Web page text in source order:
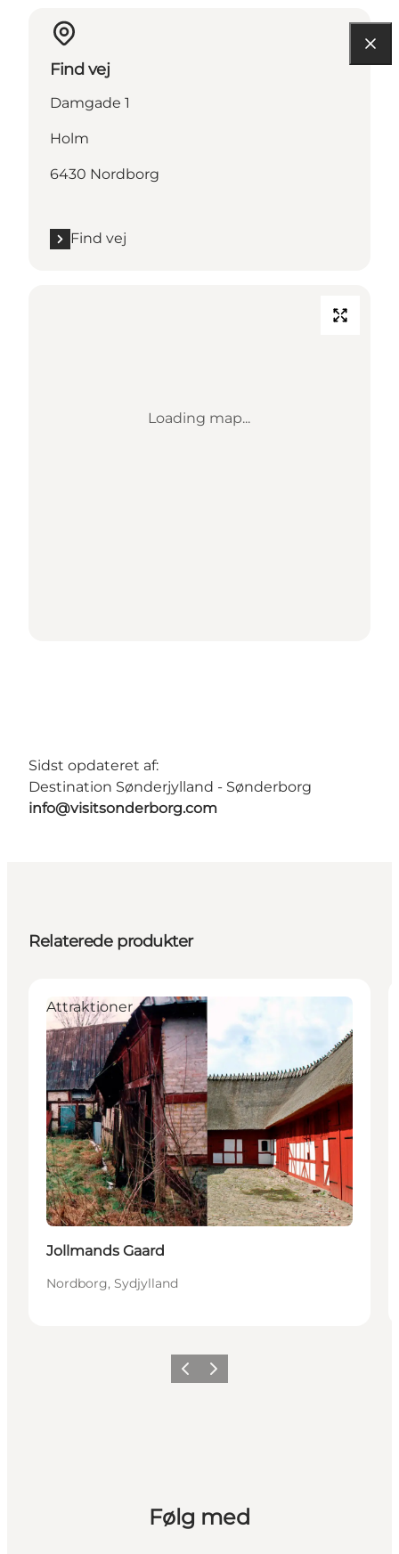
Find vej
Damgade 1
Holm
6430 Nordborg
Find vej
Loading map...
Sidst opdateret af:
Destination Sønderjylland - Sønderborg
info@visitsonderborg.com
Relaterede produkter
Attraktioner
Jollmands Gaard
Nordborg, Sydjylland
ForrigeNæste
Følg med